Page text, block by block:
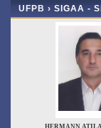
UFPB › SIGAA -
HERMANN